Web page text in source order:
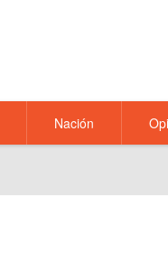
Nación